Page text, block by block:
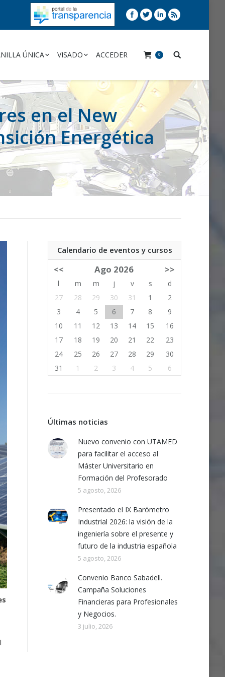
ÚNICA VISADO ACCEDER 0
en el New
Energética
Calendario de eventos y cursos
<< Ago 2026 >>
l m m j v s
d
27
28 29 30 31 1
2
3
4 5 6 7 8
9
10
11 12 13 14 15
16
17
18 19 20 21 22
23
24
25 26 27 28 29
30
31
1 2 3 4 5 6
Últimas noticias
Nuevo convenio con UTAMED
para facilitar el acceso al
Máster Universitario en
Formación del Profesorado
5 agosto, 2026
Presentado el IX Barómetro
Industrial 2026: la visión de la
ingeniería sobre el presente y
futuro de la industria española
5 agosto, 2026
Convenio Banco Sabadell.
Campaña Soluciones
Financieras para Profesionales
y Negocios.
3 julio, 2026